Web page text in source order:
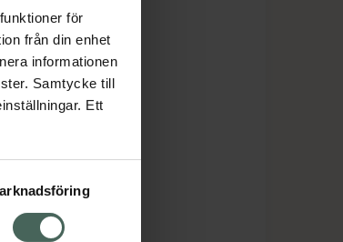
för
från din enhet
informationen
Samtycke till
Ett